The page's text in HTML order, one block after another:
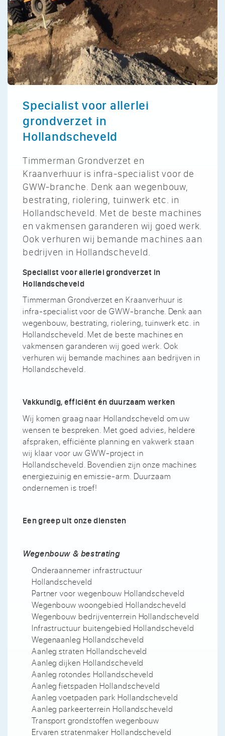
Specialist voor allerlei
grondverzet in
Hollandscheveld
Timmerman Grondverzet en
Kraanverhuur is infra-specialist voor de
GWW-branche. Denk aan wegenbouw,
bestrating, riolering, tuinwerk etc. in
Hollandscheveld. Met de beste machines
en vakmensen garanderen wij goed werk.
Ook verhuren wij bemande machines aan
bedrijven in Hollandscheveld.
Specialist voor allerlei grondverzet in
Hollandscheveld
Timmerman Grondverzet en Kraanverhuur is
infra-specialist voor de GWW-branche. Denk aan
wegenbouw, bestrating, riolering, tuinwerk etc. in
Hollandscheveld. Met de beste machines en
vakmensen garanderen wij goed werk. Ook
verhuren wij bemande machines aan bedrijven in
Hollandscheveld.
Vakkundig, efficiënt én duurzaam werken
Wij komen graag naar Hollandscheveld om uw
wensen te bespreken. Met goed advies, heldere
afspraken, efficiënte planning en vakwerk staan
wij klaar voor uw GWW-project in
Hollandscheveld. Bovendien zijn onze machines
energiezuinig en emissie-arm. Duurzaam
ondernemen is troef!
Een greep uit onze diensten
Wegenbouw & bestrating
Onderaannemer infrastructuur
Hollandscheveld
Partner voor wegenbouw Hollandscheveld
Wegenbouw woongebied Hollandscheveld
Wegenbouw bedrijventerrein Hollandscheveld
Infrastructuur buitengebied Hollandscheveld
Wegenaanleg Hollandscheveld
Aanleg straten Hollandscheveld
Aanleg dijken Hollandscheveld
Aanleg rotondes Hollandscheveld
Aanleg fietspaden Hollandscheveld
Aanleg voetpaden park Hollandscheveld
Aanleg parkeerterrein Hollandscheveld
Transport grondstoffen wegenbouw
Ervaren stratenmaker Hollandscheveld